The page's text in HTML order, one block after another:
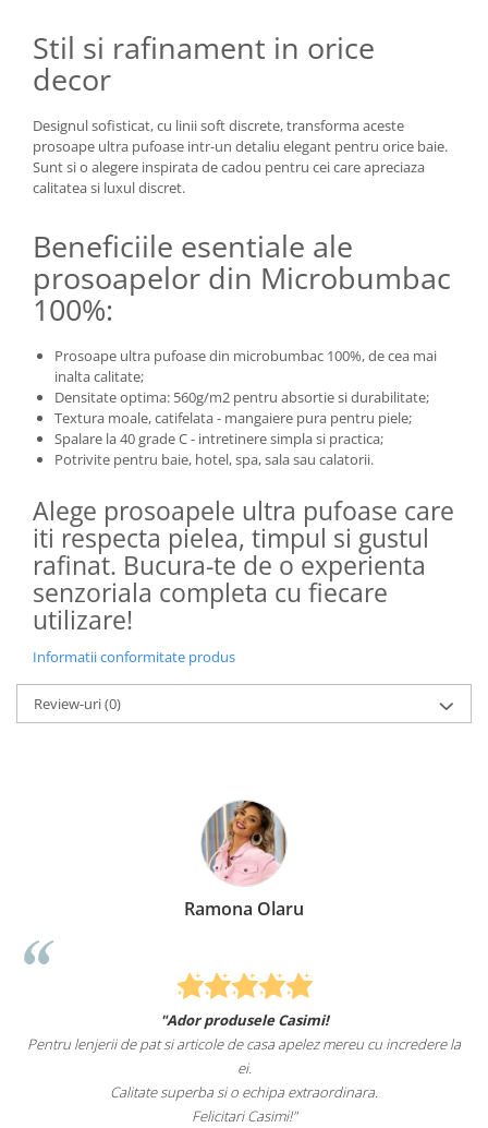
Stil si rafinament in orice
decor
Designul sofisticat, cu linii soft discrete, transforma aceste
prosoape ultra pufoase intr-un detaliu elegant pentru orice baie.
Sunt si o alegere inspirata de cadou pentru cei care apreciaza
calitatea si luxul discret.
Beneficiile esentiale ale
prosoapelor din Microbumbac
100%:
Prosoape ultra pufoase din microbumbac 100%, de cea mai
inalta calitate;
Densitate optima: 560g/m2 pentru absortie si durabilitate;
Textura moale, catifelata - mangaiere pura pentru piele;
Spalare la 40 grade C - intretinere simpla si practica;
Potrivite pentru baie, hotel, spa, sala sau calatorii.
Alege prosoapele ultra pufoase care
iti respecta pielea, timpul si gustul
rafinat. Bucura-te de o experienta
senzoriala completa cu fiecare
utilizare!
Informatii conformitate produs
Review-uri(0)
Ramona Olaru
"Ador produsele Casimi!
lenjerii de pat si articole de casa apelez mereu cu incredere la
Calitate superba si o echipa extraordinara.
Felicitari Casimi!"
sunteti